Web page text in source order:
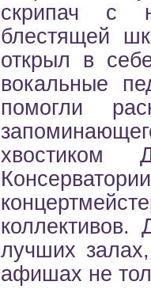
скрипач с
блестящей
открыл в
вокальные
помогли
хвостиком
коллективов.
лучших
афишах не